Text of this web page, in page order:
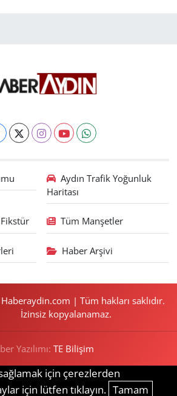
Aydın Trafik Yoğunluk
Haritası
Tüm Manşetler
Haber Arşivi
| Tüm hakları saklıdır.
İzinsiz kopyalanamaz.
Yazılımı: TE Bilişim
için çerezlerden
için lütfen tıklayın. Tamam